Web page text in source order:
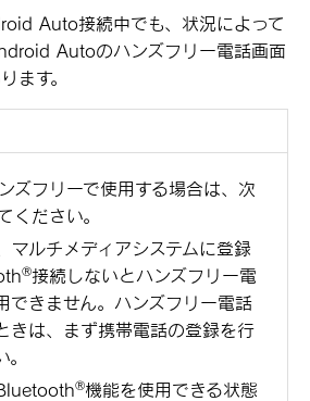
Auto接続中でも、状況によって
Autoのハンズフリー電話画面
ます。
ズフリーで使用する場合は、次
ください。
マルチメディアシステムに登録
‍®接続しないとハンズフリー電
できません。ハンズフリー電話
きは、まず携帯電話の登録を行
‍®機能を使用できる状態